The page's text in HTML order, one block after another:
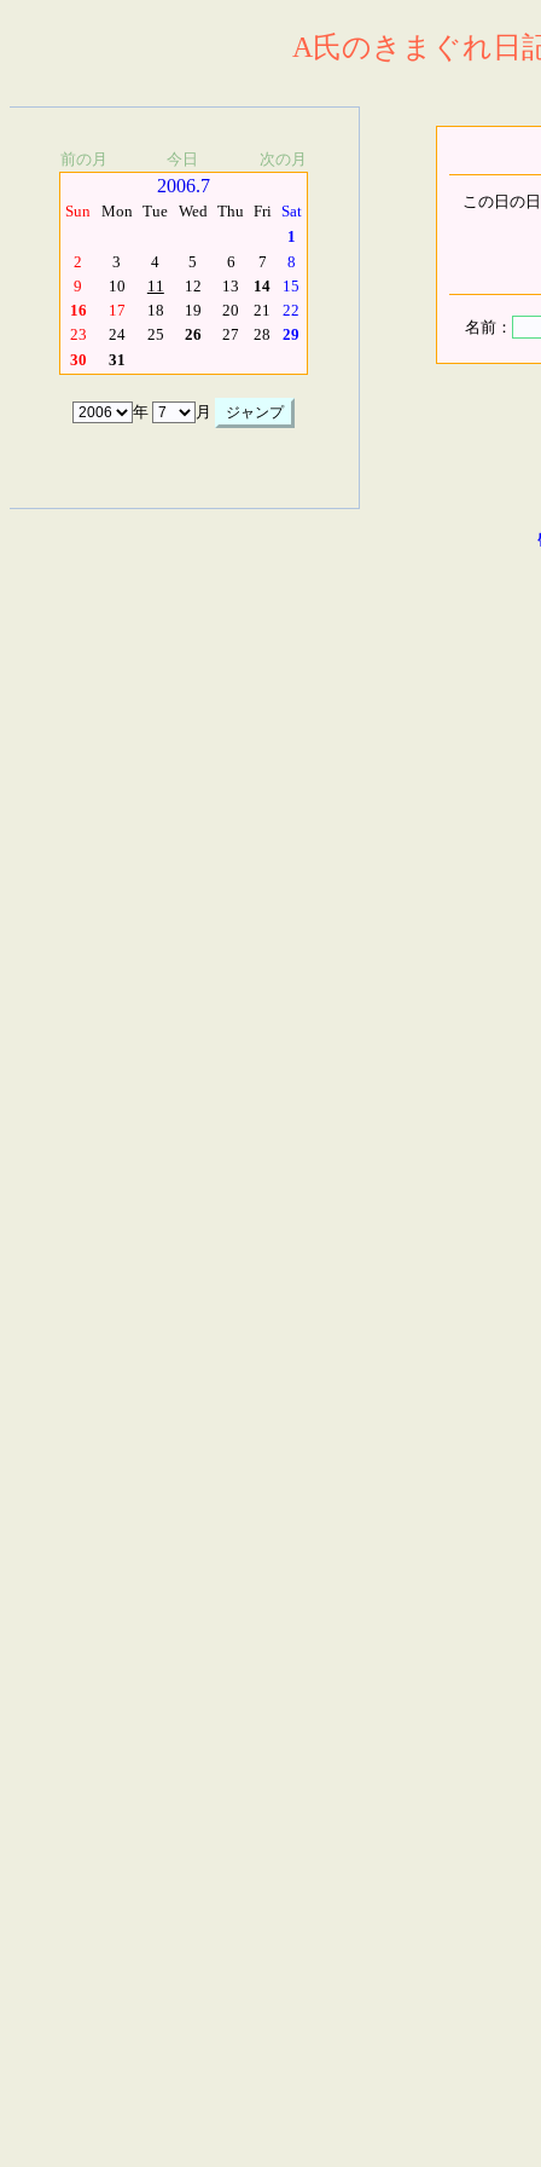
A氏のきまぐれ日
前の月 今日 次の月
2006.7
Sun Mon Tue Wed Thu Fri Sat
1
2
3 4 5 6 7
8
9
10 11 12 13 14
15
16
17 18 19 20 21
22
23
24 25 26 27 28
29
30
31
年 月
この日の
名前：